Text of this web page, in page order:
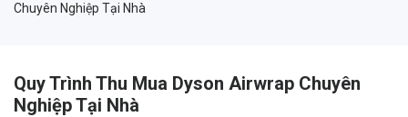
Chuyên Nghiệp Tại Nhà
Quy Trình Thu Mua Dyson Airwrap Chuyên
Nghiệp Tại Nhà